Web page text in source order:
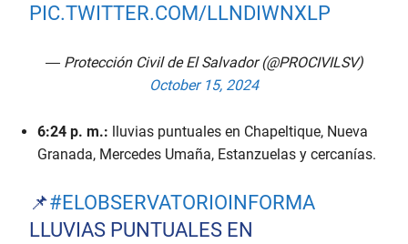
PIC.TWITTER.COM/LLNDIWNXLP
— Protección Civil de El Salvador (@PROCIVILSV)
October 15, 2024
6:24 p. m.: lluvias puntuales en Chapeltique, Nueva
Granada, Mercedes Umaña, Estanzuelas y cercanías.
📌#ELOBSERVATORIOINFORMA
LLUVIAS PUNTUALES EN